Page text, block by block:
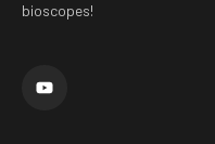
bioscopes!
u